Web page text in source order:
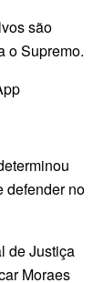
são
o Supremo.
defender no
de Justiça
Moraes